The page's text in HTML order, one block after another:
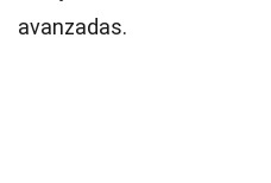
avanzadas.